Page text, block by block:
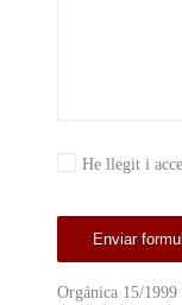
He llegit i
Orgánica 15/1999